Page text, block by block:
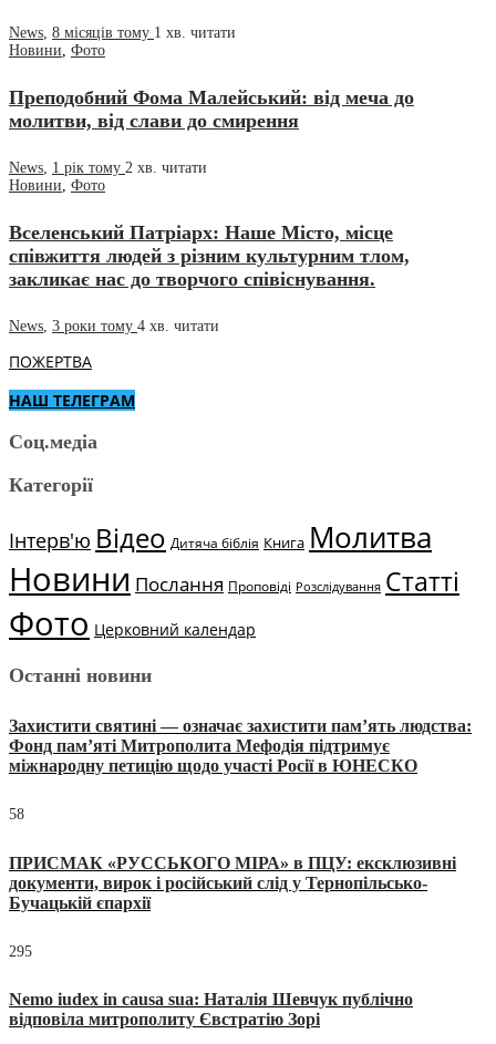
News 8 місяців тому 1 хв. читати
Новини Фото
Преподобний Фома Малейський: від меча до
молитви, від слави до смирення
News 1 рік тому 2 хв. читати
Новини Фото
Вселенський Патріарх: Наше Місто, місце
співжиття людей з різним культурним тлом,
закликає нас до творчого співіснування.
News 3 роки тому 4 хв. читати
ПОЖЕРТВА
НАШ ТЕЛЕГРАМ
Соц.медіа
Категорії
Інтерв'ю Відео Дитяча біблія Книга Молитва
Новини Послання Проповіді Розслідування Статті
Фото Церковний календар
Останні новини
Захистити святині — означає захистити пам’ять людства:
Фонд пам’яті Митрополита Мефодія підтримує
міжнародну петицію щодо участі Росії в ЮНЕСКО
58
ПРИСМАК «РУССЬКОГО МІРА» в ПЦУ: ексклюзивні
документи, вирок і російський слід у Тернопільсько-
Бучацькій єпархії
295
Nemo iudex in causa sua: Наталія Шевчук публічно
відповіла митрополиту Євстратію Зорі